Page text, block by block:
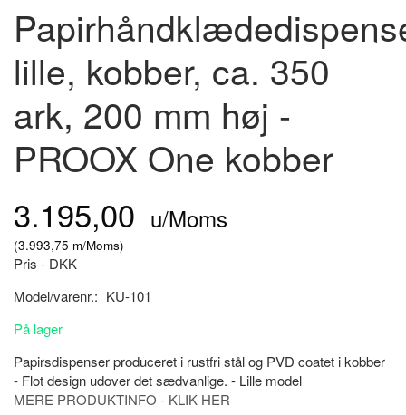
lille, kobber, ca. 350
ark, 200 mm høj -
PROOX One kobber
3.195,00 u/Moms
(3.993,75 m/Moms)
Pris - DKK
Model/varenr.: KU-101
På lager
Papirsdispenser produceret i rustfri stål og PVD coatet i kobber
- Flot design udover det sædvanlige. - Lille model
MERE PRODUKTINFO - KLIK HER